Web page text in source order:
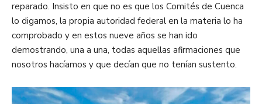
reparado. Insisto en que no es que los Comités de Cuenca
lo digamos, la propia autoridad federal en la materia lo ha
comprobado y en estos nueve años se han ido
demostrando, una a una, todas aquellas afirmaciones que
nosotros hacíamos y que decían que no tenían sustento.